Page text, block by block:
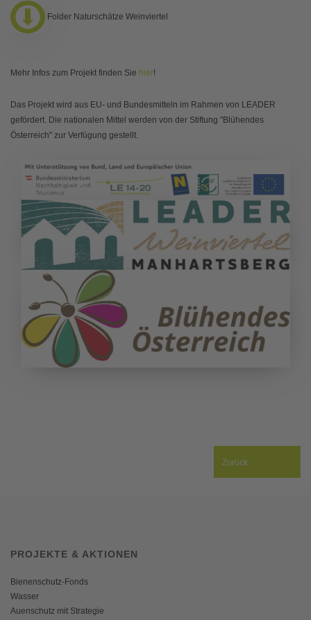
Folder Naturschätze Weinviertel
Mehr Infos zum Projekt finden Sie hier!
Das Projekt wird aus EU- und Bundesmitteln im Rahmen von LEADER
gefördert. Die nationalen Mittel werden von der Stiftung "Blühendes
Österreich" zur Verfügung gestellt.
Zurück
PROJEKTE & AKTIONEN
Bienenschutz-Fonds
Wasser
Auenschutz mit Strategie